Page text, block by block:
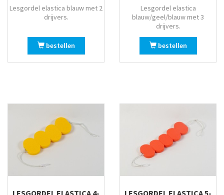
Witte bank + Ghiaccio
Witte bank + Grigio kussens
Zilver
Zwart
Lesgordel elastica blauw met 2
drijvers.
bestellen
Lesgordel elastica
blauw/geel/blauw met 3
drijvers.
bestellen
LESGORDEL ELASTICA 4-
LESGORDEL ELASTICA 5-